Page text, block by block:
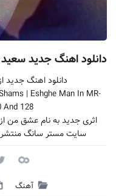
دانلود اهنگ جدید
دانلود اهنگ جدید از
| Eshghe Man In MR-
And 128
اثری جدید به نام عشق من
سایت مستر سانگ منتشر
آهنگ